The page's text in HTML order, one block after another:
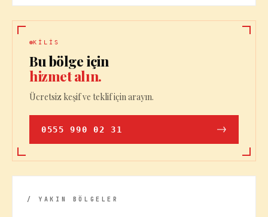
KILIS
Bu bölge için
hizmet alın.
Ücretsiz keşif ve teklif için arayın.
0555 990 02 31
/ YAKIN BÖLGELER